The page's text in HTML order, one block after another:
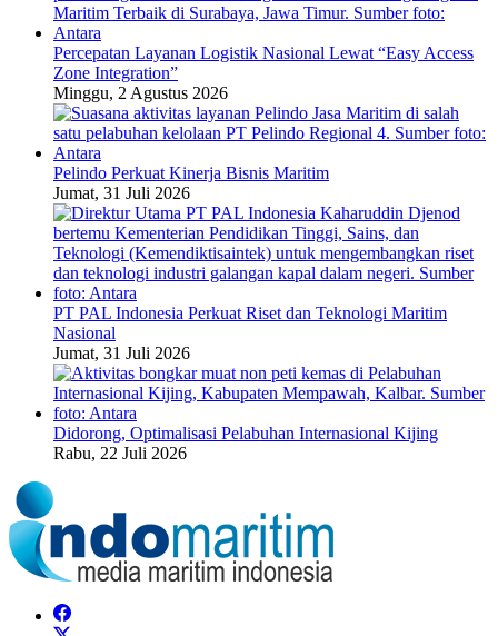
Percepatan Layanan Logistik Nasional Lewat “Easy Access
Zone Integration”
Minggu, 2 Agustus 2026
Pelindo Perkuat Kinerja Bisnis Maritim
Jumat, 31 Juli 2026
PT PAL Indonesia Perkuat Riset dan Teknologi Maritim
Nasional
Jumat, 31 Juli 2026
Didorong, Optimalisasi Pelabuhan Internasional Kijing
Rabu, 22 Juli 2026